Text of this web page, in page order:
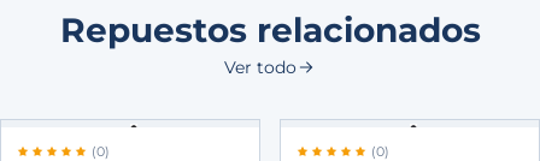
Repuestos relacionados
Ver todo
(0) (0)